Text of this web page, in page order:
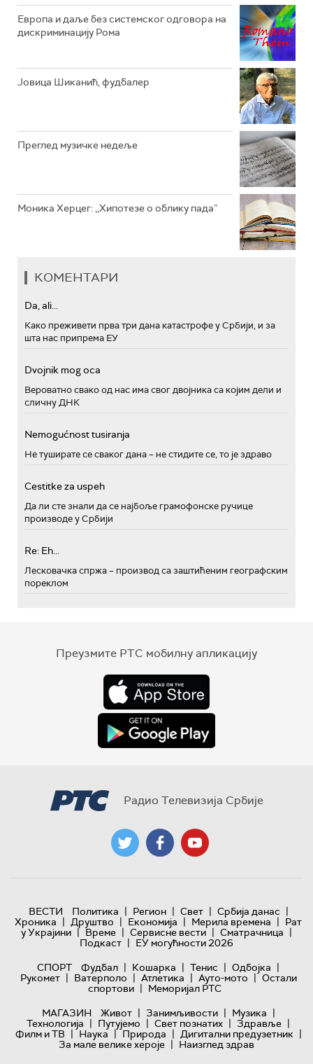
Европа и даље без системског одговора на
дискриминацију Рома
Јовица Шиканић, фудбалер
Преглед музичке недеље
Моника Херцег: ,,Хипотезе о облику пада”
КОМЕНТАРИ
Da, ali...
Како преживети прва три дана катастрофе у Србији, и за
шта нас припрема ЕУ
Dvojnik mog oca
Вероватно свако од нас има свог двојника са којим дели и
сличну ДНК
Nemogućnost tusiranja
Не туширате се сваког дана – не стидите се, то је здраво
Cestitke za uspeh
Да ли сте знали да се најбоље грамофонске ручице
производе у Србији
Re: Eh...
Лесковачка спржа – производ са заштићеним географским
пореклом
Преузмите РТС мобилну апликацију
Радио Телевизија Србије
ВЕСТИ Политика | Регион | Свет | Србија данас |
Хроника | Друштво | Економија | Мерила времена | Рат
у Украјини | Време | Сервисне вести | Сматрачница |
Подкаст | ЕУ могућности 2026
СПОРТ
Фудбал | Кошарка | Тенис | Одбојка |
Рукомет | Ватерполо | Атлетика | Ауто-мото | Остали
спортови | Меморијал РТС
МАГАЗИН
Живот | Занимљивости | Музика |
Технологијa | Путујемо | Свет познатих | Здравље |
Филм и ТВ | Наука | Природа | Дигитални предузетник |
За мале велике хероје | Наизглед здрав